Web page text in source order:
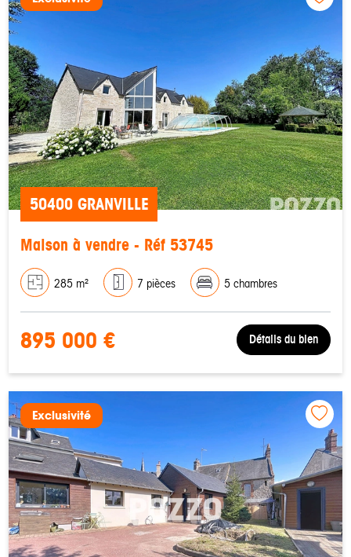
50400 GRANVILLE
Maison à vendre - Réf 53745
285 m² 7 pièces 5 chambres
895 000 € Détails du bien
Exclusivité